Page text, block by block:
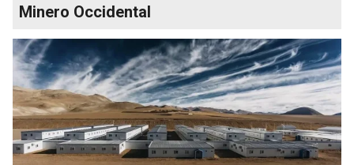
Minero Occidental